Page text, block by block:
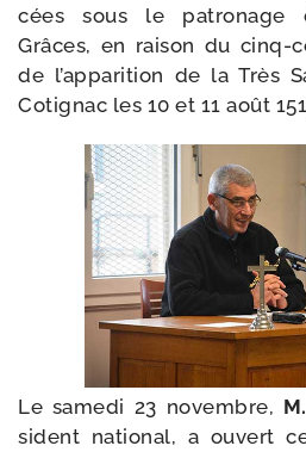
cées sous le patro­nage
Grâces, en rai­son du cinq-​
de l’apparition de la Très
Cotignac les 10 et 11 août
Le same­di 23 novembre,
sident natio­nal, a ouvert